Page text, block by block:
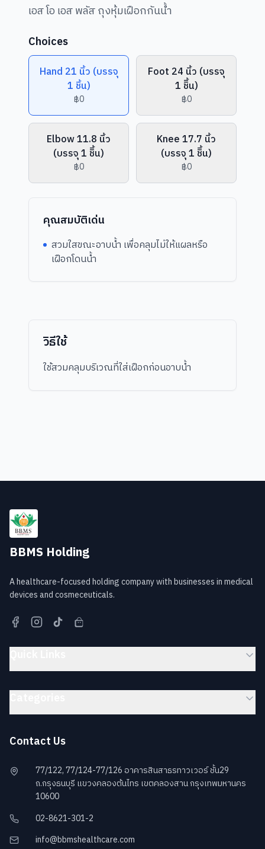
เอส โอ เอส พลัส ถุงหุ้มเฝือกกันน้ำ
Choices
Hand 21 นิ้ว (บรรจุ
1 ชิ้น)
฿0
Foot 24 นิ้ว (บรรจุ
1 ชิิ้น)
฿0
Elbow 11.8 นิ้ว
(บรรจุ 1 ชิิ้น)
฿0
Knee 17.7 นิ้ว
(บรรจุ 1 ชิิ้น)
฿0
คุณสมบัติเด่น
สวมใสขณะอาบน้ำ เพื่อคลุมไม่ให้แผลหรือ
เฝือกโดนน้ำ
วิธีใช้
ใช้สวมคลุมบริเวณที่ใส่เฝือกก่อนอาบน้ำ
BBMS Holding
A healthcare-focused holding company with businesses in medical
devices and cosmeceuticals.
Contact Us
77/122, 77/124-77/126 อาคารสินสาธรทาวเวอร์ ชั้น29
ถ.กรุงธนบุรี แขวงคลองต้นไทร เขตคลองสาน กรุงเทพมหานคร
10600
02-8621-301-2
info@bbmshealthcare.com